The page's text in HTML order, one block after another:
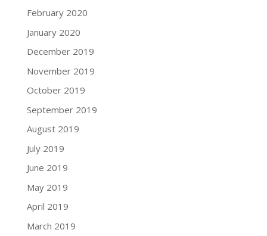
February 2020
January 2020
December 2019
November 2019
October 2019
September 2019
August 2019
July 2019
June 2019
May 2019
April 2019
March 2019